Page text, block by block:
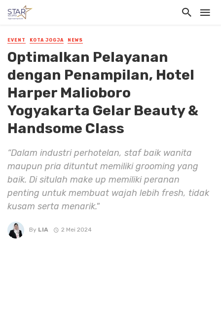
EVENT KOTA JOGJA NEWS
Optimalkan Pelayanan
dengan Penampilan, Hotel
Harper Malioboro
Yogyakarta Gelar Beauty &
Handsome Class
“Dalam industri perhotelan, staf baik wanita
maupun pria dituntut memiliki grooming yang
baik. Di situlah make up memiliki peranan
penting untuk membuat wajah lebih fresh, tidak
kusam serta menarik."
By LIA 2 Mei 2024